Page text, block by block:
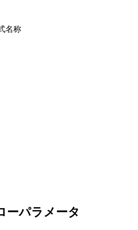
名称
ーパラメータ